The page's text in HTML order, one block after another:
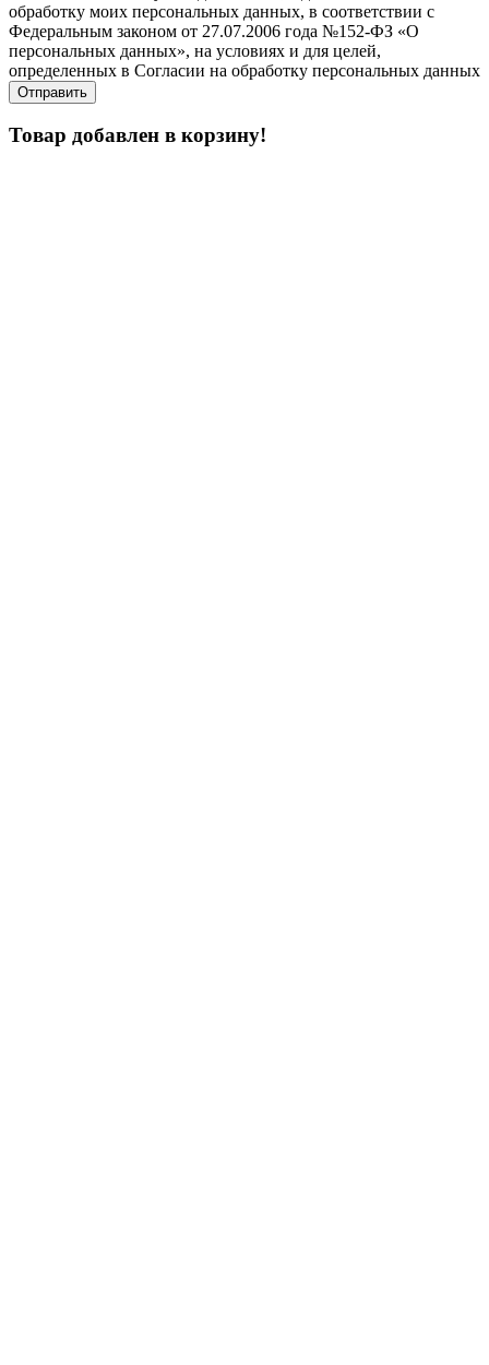
обработку моих персональных данных, в соответствии с
Федеральным законом от 27.07.2006 года №152-ФЗ «О
персональных данных», на условиях и для целей,
определенных в Согласии на обработку персональных данных
Товар добавлен в корзину!